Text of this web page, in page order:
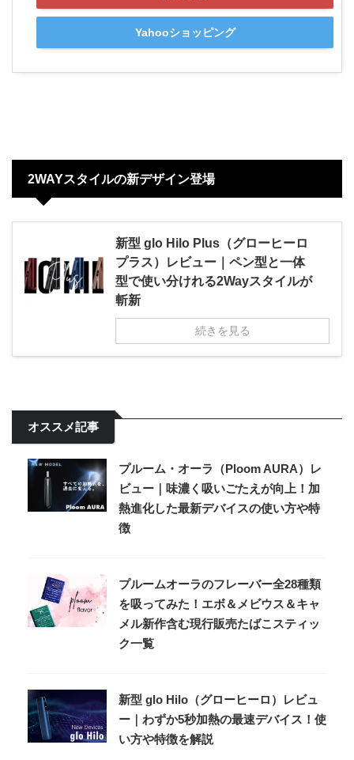
Yahooショッピング
2WAYスタイルの新デザイン登場
新型 glo Hilo Plus（グローヒーロ
プラス）レビュー｜ペン型と一体
型で使い分けれる2Wayスタイルが
斬新
続きを見る
オススメ記事
プルーム・オーラ（Ploom AURA）レ
ビュー｜味濃く吸いごたえが向上！加
熱進化した最新デバイスの使い方や特
徴
プルームオーラのフレーバー全28種類
を吸ってみた！エボ＆メビウス＆キャ
メル新作含む現行販売たばこスティッ
ク一覧
新型 glo Hilo（グローヒーロ）レビュ
ー｜わずか5秒加熱の最速デバイス！使
い方や特徴を解説